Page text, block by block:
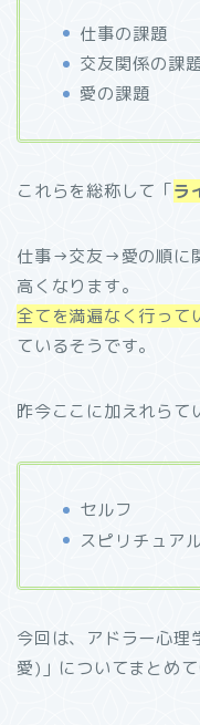
仕事の課題
交友関係の課
愛の課題
これらを総称して「ラ
仕事→交友→愛の順に
高くなります。
全てを満遍なく行って
ているそうです。
昨今ここに加えれらて
セルフ
スピリチュア
今回は、アドラー心理
愛)」についてまとめ